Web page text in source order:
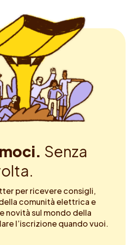
Senza
per ricevere consigli,
comunità elettrica e
novità sul mondo della
l’iscrizione quando vuoi.